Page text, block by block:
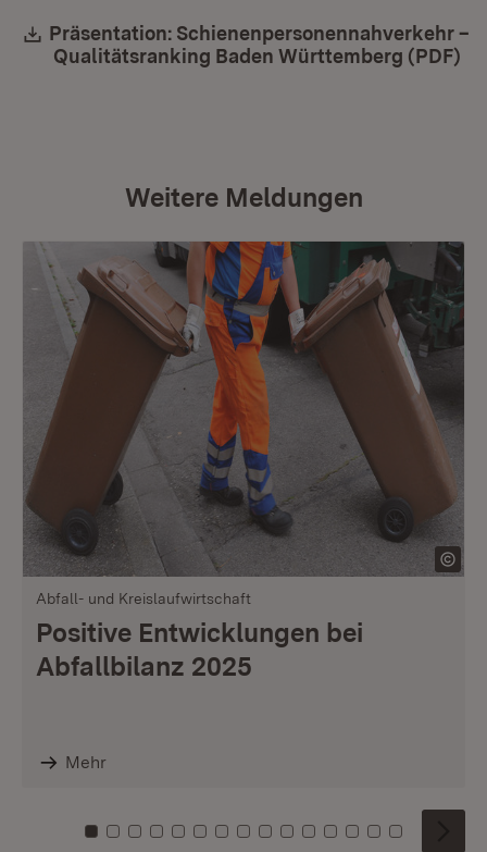
Download:
Präsentation: Schienenpersonennahverkehr –
Qualitätsranking Baden Württemberg (PDF)
Weitere Meldungen
Abfall- und Kreislaufwirtschaft
Positive Entwicklungen bei
Abfallbilanz 2025
Mehr
Zu Kachel: 0
Zu Kachel: 1
Zu Kachel: 2
Zu Kachel: 3
Zu Kachel: 4
Zu Kachel: 5
Zu Kachel: 6
Zu Kachel: 7
Zu Kachel: 8
Zu Kachel: 9
Zu Kachel: 10
Zu Kachel: 11
Zu Kachel: 12
Zu Kachel:
Zu